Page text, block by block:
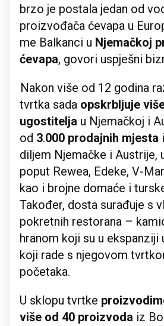
brzo je postala jedan od
proizvođača ćevapa u
me Balkanci u Njemačkoj
ćevapa, govori uspješni
Nakon više od 12 godina
tvrtka sada opskrbljuje
ugostitelja u Njemačkoj i
od 3.000 prodajnih mjesta
diljem Njemačke i Austrije,
poput Rewea, Edeke, V-
kao i brojne domaće i
Također, dosta surađuje s
pokretnih restorana –
hranom koji su u ekspanziji
koji rade s njegovom
početaka.
U sklopu tvrtke
više od 40 proizvoda iz